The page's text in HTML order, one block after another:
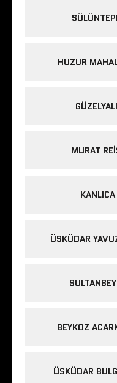
HUZUR
MURAT
ÜSKÜDAR
BEYKOZ
ÜSKÜDAR